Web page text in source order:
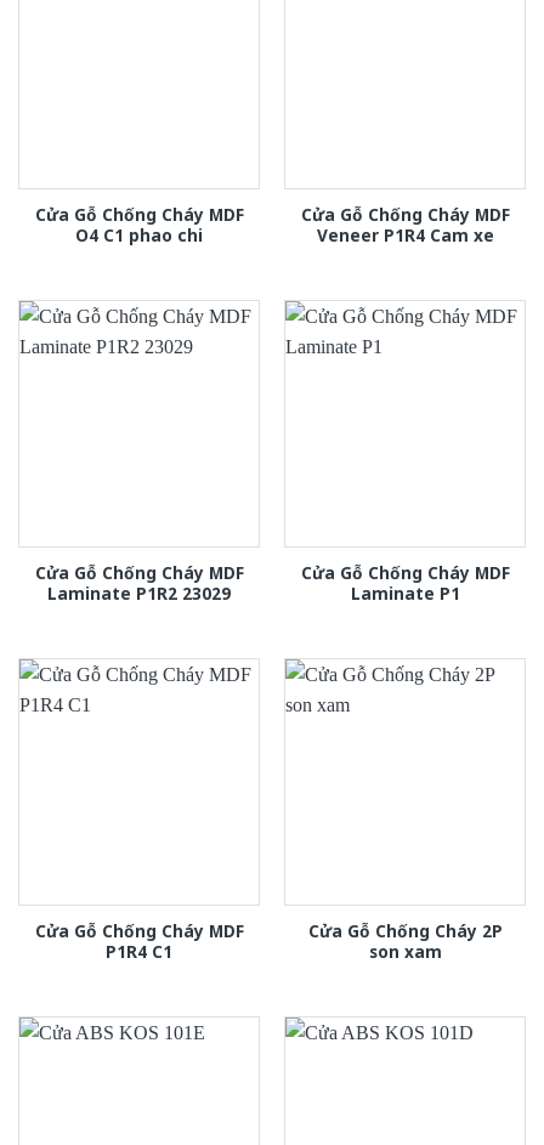
Cửa Gỗ Chống Cháy MDF
O4 C1 phao chi
Cửa Gỗ Chống Cháy MDF
Veneer P1R4 Cam xe
Cửa Gỗ Chống Cháy MDF
Laminate P1R2 23029
Cửa Gỗ Chống Cháy MDF
Laminate P1
Cửa Gỗ Chống Cháy MDF
P1R4 C1
Cửa Gỗ Chống Cháy 2P
son xam